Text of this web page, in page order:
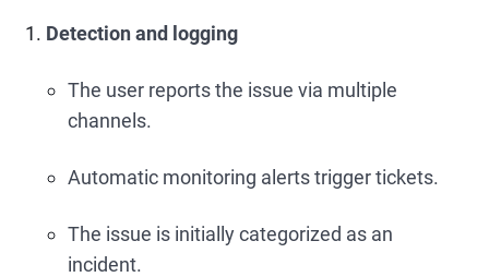
Detection and logging
The user reports the issue via multiple
channels.
Automatic monitoring alerts trigger tickets.
The issue is initially categorized as an
incident.